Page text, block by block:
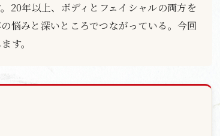
20年以上、ボディとフェイシャルの両方を
悩みと深いところでつながっている。今回
す。